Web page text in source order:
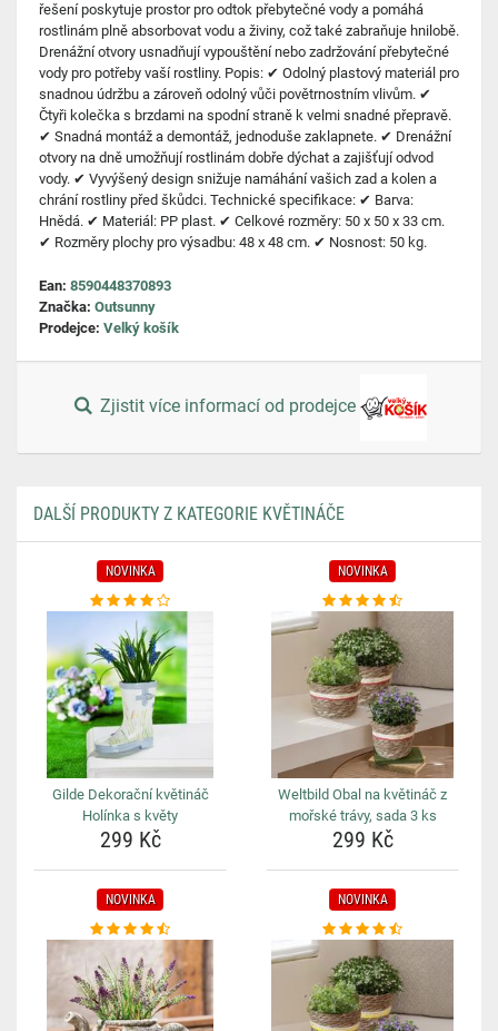
řešení poskytuje prostor pro odtok přebytečné vody a pomáhá
rostlinám plně absorbovat vodu a živiny, což také zabraňuje hnilobě.
Drenážní otvory usnadňují vypouštění nebo zadržování přebytečné
vody pro potřeby vaší rostliny. Popis: ✔ Odolný plastový materiál pro
snadnou údržbu a zároveň odolný vůči povětrnostním vlivům. ✔
Čtyři kolečka s brzdami na spodní straně k velmi snadné přepravě.
✔ Snadná montáž a demontáž, jednoduše zaklapnete. ✔ Drenážní
otvory na dně umožňují rostlinám dobře dýchat a zajišťují odvod
vody. ✔ Vyvýšený design snižuje namáhání vašich zad a kolen a
chrání rostliny před škůdci. Technické specifikace: ✔ Barva:
Hnědá. ✔ Materiál: PP plast. ✔ Celkové rozměry: 50 x 50 x 33 cm.
✔ Rozměry plochy pro výsadbu: 48 x 48 cm. ✔ Nosnost: 50 kg.
Ean: 8590448370893
Značka: Outsunny
Prodejce: Velký košík
Zjistit více informací od prodejce
DALŠÍ PRODUKTY Z KATEGORIE KVĚTINÁČE
NOVINKA
Gilde Dekorační květináč
Holínka s květy
299 Kč
NOVINKA
Weltbild Obal na květináč z
mořské trávy, sada 3 ks
299 Kč
NOVINKA NOVINKA